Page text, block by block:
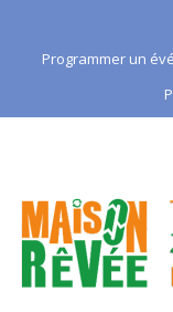
contentProgrammer un